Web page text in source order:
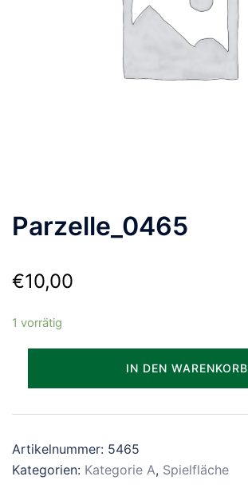
Parzelle_0465
€10,00
1 vorrätig
IN DEN WARENKORB
Artikelnummer: 5465
Kategorien: Kategorie A, Spielfläche